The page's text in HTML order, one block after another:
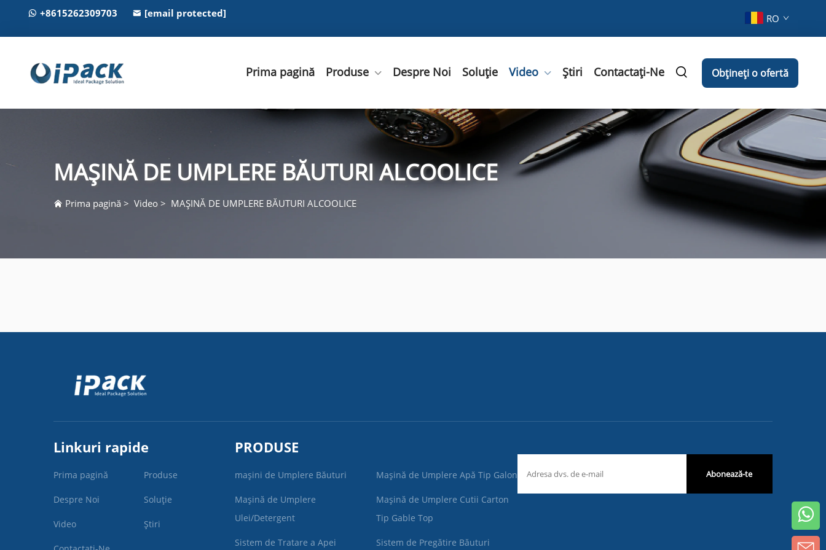
+8615262309703 [email protected] RO
Prima pagină Produse Despre Noi Soluție Video Știri Contactați-Ne Obțineți o ofertă
MAȘINĂ DE UMPLERE BĂUTURI ALCOOLICE
Prima pagină > Video > MAȘINĂ DE UMPLERE BĂUTURI ALCOOLICE
Linkuri rapide
Prima pagină Produse
Despre Noi Soluție
Video Știri
PRODUSE
mașini de Umplere Băuturi Mașină de Umplere Apă Tip Galon
Mașină de Umplere
Ulei/Detergent
Mașină de Umplere Cutii Carton
Tip Gable Top
Sistem de Tratare a Apei Sistem de Pregătire Băuturi
Abonează-te